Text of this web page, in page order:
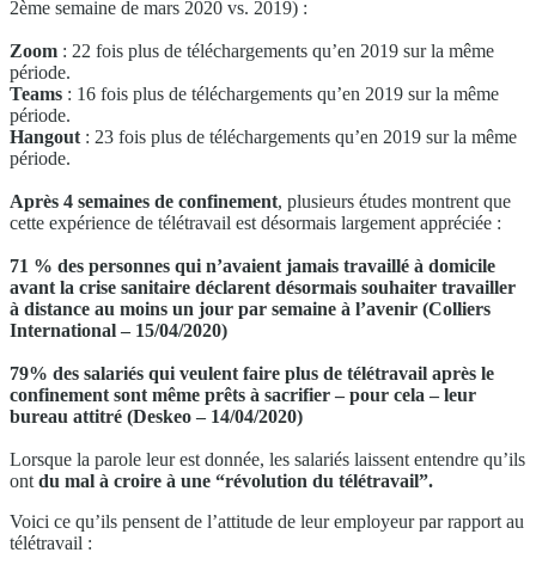
2ème semaine de mars 2020 vs. 2019) :
Zoom : 22 fois plus de téléchargements qu’en 2019 sur la même
période.
Teams : 16 fois plus de téléchargements qu’en 2019 sur la même
période.
Hangout : 23 fois plus de téléchargements qu’en 2019 sur la même
période.
Après 4 semaines de confinement, plusieurs études montrent que
cette expérience de télétravail est désormais largement appréciée :
71 % des personnes qui n’avaient jamais travaillé à domicile
avant la crise sanitaire déclarent désormais souhaiter travailler
à distance au moins un jour par semaine à l’avenir (Colliers
International – 15/04/2020)
79% des salariés qui veulent faire plus de télétravail après le
confinement sont même prêts à sacrifier – pour cela – leur
bureau attitré (Deskeo – 14/04/2020)
Lorsque la parole leur est donnée, les salariés laissent entendre qu’ils
ont du mal à croire à une “révolution du télétravail”.
Voici ce qu’ils pensent de l’attitude de leur employeur par rapport au
télétravail :